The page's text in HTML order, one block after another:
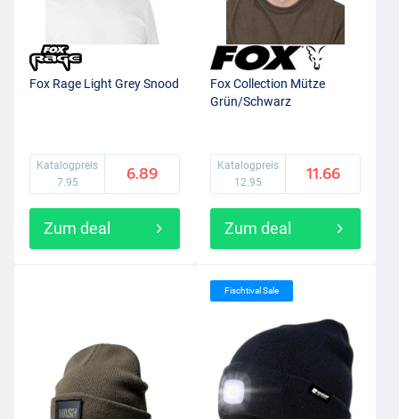
Fox Rage Light Grey Snood
Katalogpreis
7.95
6.89
Zum deal
Fox Collection Mütze
Grün/Schwarz
Katalogpreis
12.95
11.66
Zum deal
Fischtival Sale